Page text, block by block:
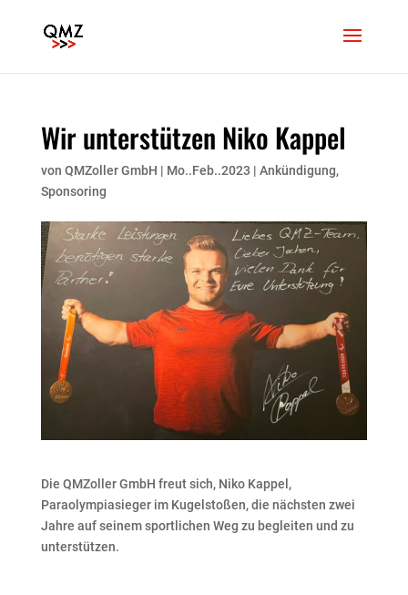
Wir unterstützen Niko Kappel
von QMZoller GmbH | Mo..Feb..2023 | Ankündigung,
Sponsoring
Die QMZoller GmbH freut sich, Niko Kappel,
Paraolympiasieger im Kugelstoßen, die nächsten zwei
Jahre auf seinem sportlichen Weg zu begleiten und zu
unterstützen.